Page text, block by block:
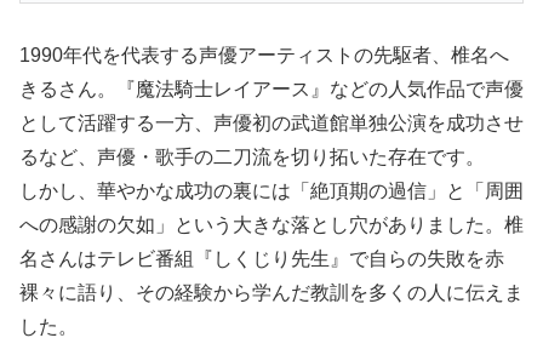
1990年代を代表する声優アーティストの先駆者、椎名へ
きるさん。『魔法騎士レイアース』などの人気作品で声優
として活躍する一方、声優初の武道館単独公演を成功させ
るなど、声優・歌手の二刀流を切り拓いた存在です。
しかし、華やかな成功の裏には「絶頂期の過信」と「周囲
への感謝の欠如」という大きな落とし穴がありました。椎
名さんはテレビ番組『しくじり先生』で自らの失敗を赤
裸々に語り、その経験から学んだ教訓を多くの人に伝えま
した。